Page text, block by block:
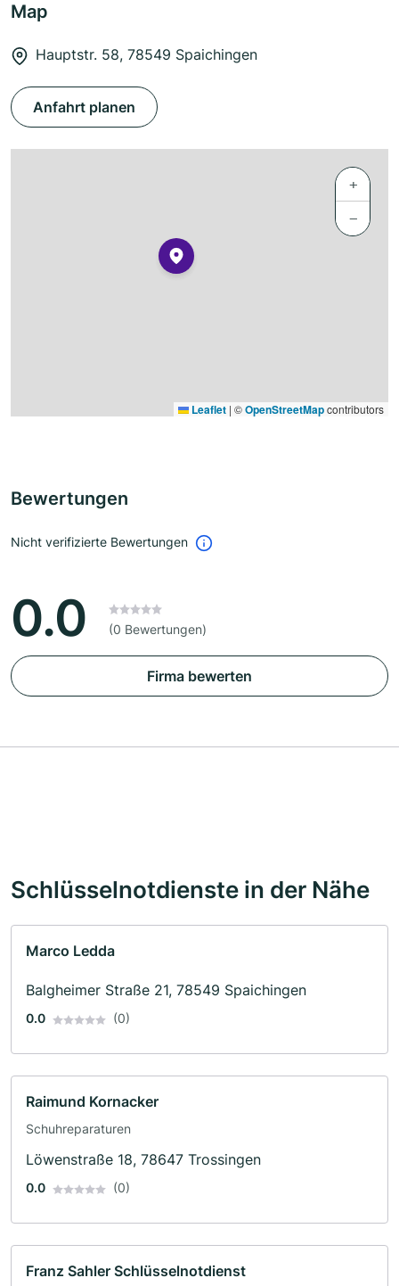
Map
Hauptstr. 58, 78549 Spaichingen
Anfahrt planen
+
−
Leaflet | ©OpenStreetMapcontributors
Bewertungen
Nicht verifizierte Bewertungen
0.0 (0 Bewertungen)
Firma bewerten
Schlüsselnotdienste in der Nähe
Marco Ledda
Balgheimer Straße 21, 78549 Spaichingen
0.0 (0)
Raimund Kornacker
Schuhreparaturen
Löwenstraße 18, 78647 Trossingen
0.0 (0)
Franz Sahler Schlüsselnotdienst